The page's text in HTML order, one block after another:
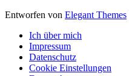
Entworfen von Elegant Themes
Ich über mich
Impressum
Datenschutz
Cookie Einstellungen